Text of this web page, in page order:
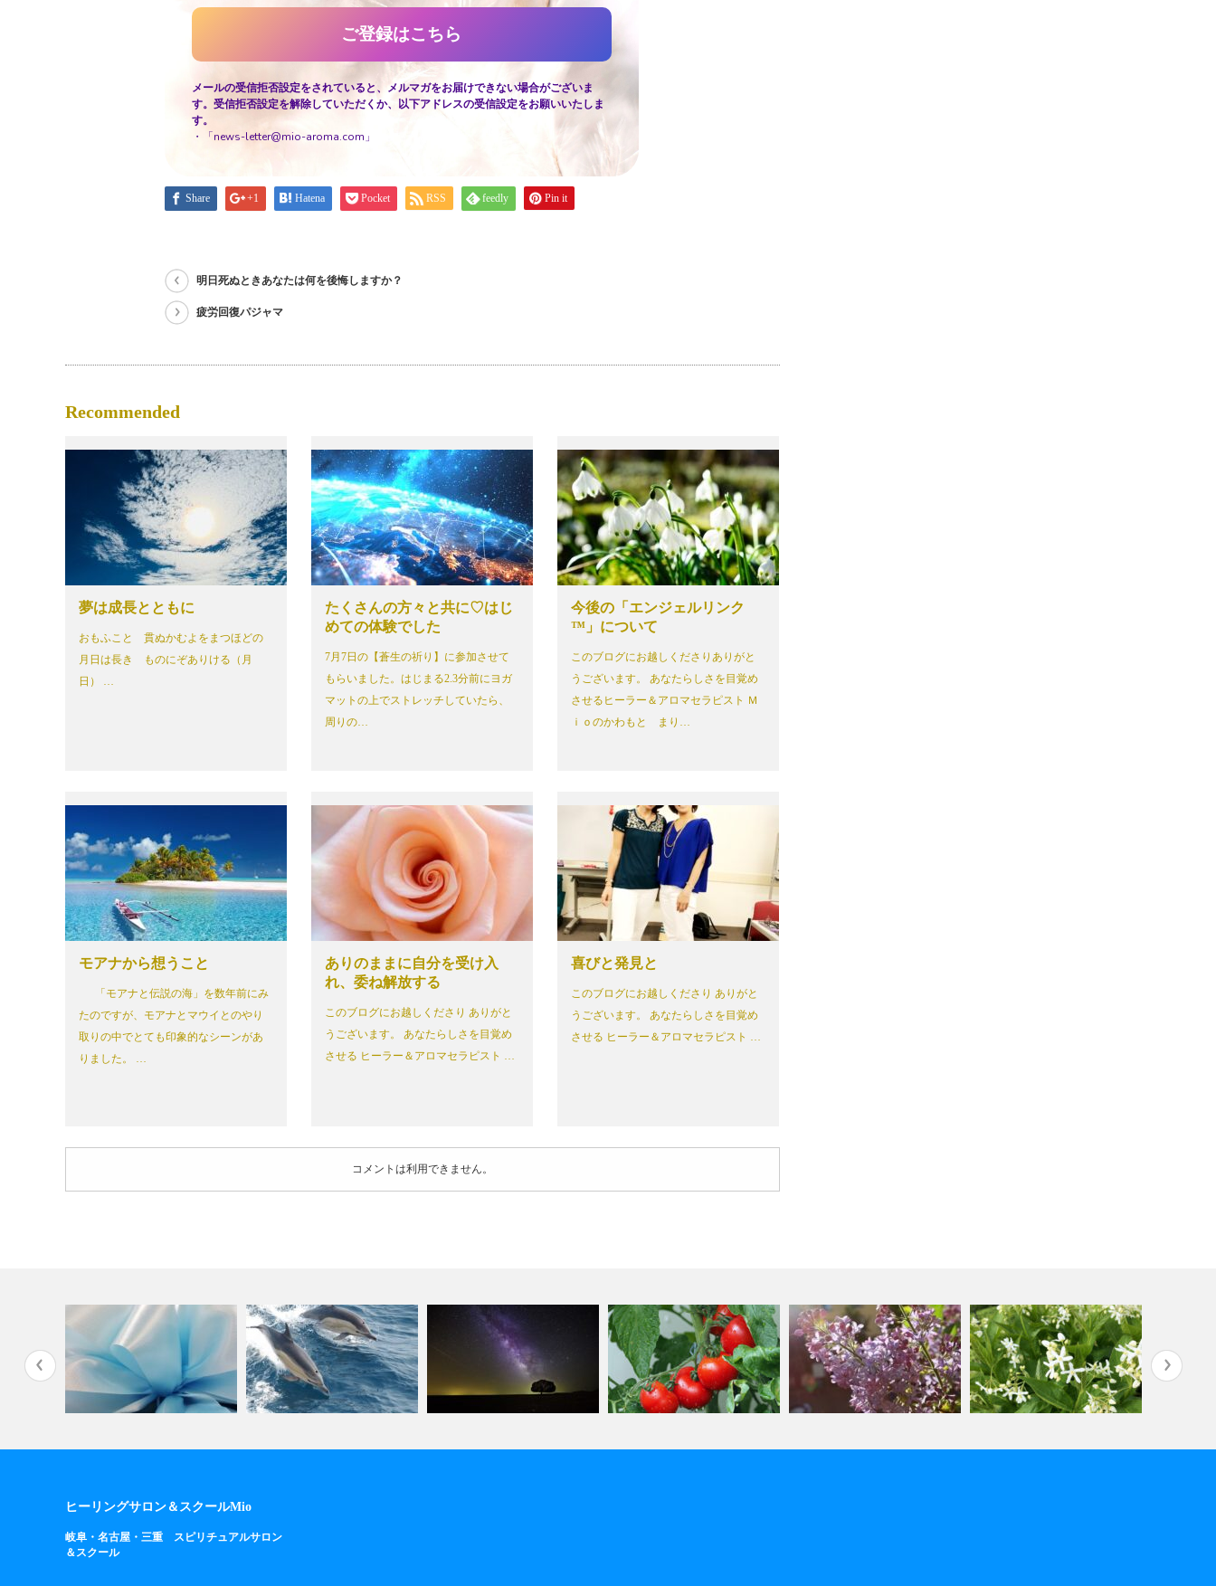
メールの受信拒否設定をされていると、メルマガをお届けできない場合がございま
す。受信拒否設定を解除していただくか、以下アドレスの受信設定をお願いいたしま
す。
・「news-letter@mio-aroma.com」
Share +1 Hatena Pocket RSS feedly Pin it
明日死ぬときあなたは何を後悔しますか？
疲労回復パジャマ
Recommended
夢は成長とともに
おもふこと 貫ぬかむよをまつほどの
月日は長き ものにぞありける（月
日） …
たくさんの方々と共に♡はじ
めての体験でした
7月7日の【蒼生の祈り】に参加させて
もらいました。はじまる2.3分前にヨガ
マットの上でストレッチしていたら、
周りの…
今後の「エンジェルリンク
™」について
このブログにお越しくださりありがと
うございます。 あなたらしさを目覚め
させるヒーラー＆アロマセラピスト Ｍ
ｉｏのかわもと まり…
モアナから想うこと
「モアナと伝説の海」を数年前にみ
たのですが、モアナとマウイとのやり
取りの中でとても印象的なシーンがあ
りました。 …
ありのままに自分を受け入
れ、委ね解放する
このブログにお越しくださり ありがと
うございます。 あなたらしさを目覚め
させる ヒーラー＆アロマセラピスト …
喜びと発見と
このブログにお越しくださり ありがと
うございます。 あなたらしさを目覚め
させる ヒーラー＆アロマセラピスト …
コメントは利用できません。
来年にむけて
ヒーリングサロン＆スクールMio
岐阜・名古屋・三重 スピリチュアルサロン
＆スクール